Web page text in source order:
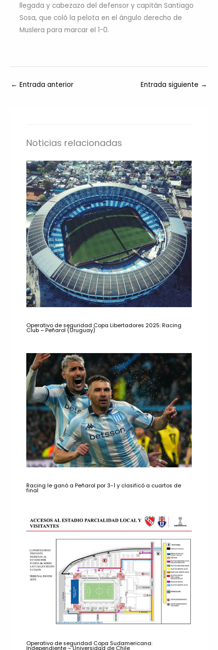
llegada y cabezazo del defensor y capitán Santiago
Sosa, que coló la pelota en el ángulo derecho de
Muslera para marcar el 1-0.
← Entrada anterior Entrada siguiente →
Noticias relacionadas
Operativo de seguridad Copa Libertadores 2025: Racing
Club – Peñarol (Uruguay)
Racing le ganó a Peñarol por 3-1 y clasificó a cuartos de
final
Operativo de seguridad Copa Sudamericana:
Independiente – Universidad de Chile